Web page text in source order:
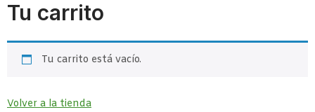
Tu carrito
Tu carrito está vacío.
Volver a la tienda